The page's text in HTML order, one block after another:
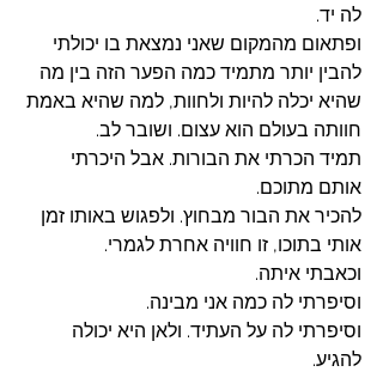
לה יד.
ופתאום מהמקום שאני נמצאת בו יכולתי
להבין יותר מתמיד כמה הפער הזה בין מה
שהיא יכלה להיות ולחוות, למה שהיא באמת
חוותה בעולם הוא עצום. ושובר לב.
תמיד הכרתי את הבורות. אבל היכרתי
אותם מתוכם.
להכיר את הבור מבחוץ. ולפגוש באותו זמן
אותי בתוכו, זו חוויה אחרת לגמרי.
וכאבתי איתה.
וסיפרתי לה כמה אני מבינה.
וסיפרתי לה על העתיד. ולאן היא יכולה
להגיע.